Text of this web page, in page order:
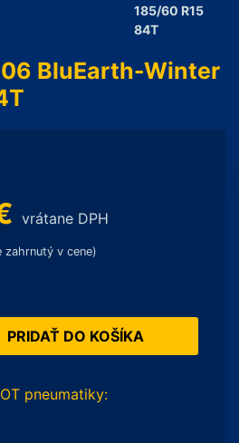
185/60 R15
84T
BluEarth-Winter
vrátane DPH
zahrnutý v cene)
PRIDAŤ DO KOŠÍKA
pneumatiky: